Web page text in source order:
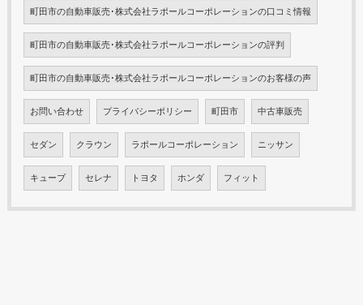
町田市の自動車販売･株式会社ラポールコーポレーションの口コミ情報
町田市の自動車販売･株式会社ラポールコーポレーションの評判
町田市の自動車販売･株式会社ラポールコーポレーションのお客様の声
お問い合わせ プライバシーポリシー 町田市 中古車販売
セダン クラウン ラポールコーポレーション ニッサン
キューブ セレナ トヨタ ホンダ フィット